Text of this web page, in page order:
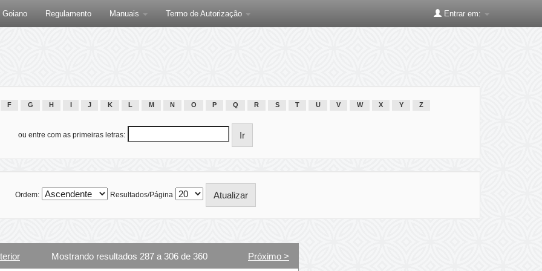
Goiano Regulamento Manuais Termo de Autorização Entrar em:
F G H J K L M N O P Q R S T U V W X Y Z
ou entre com as primeiras letras:
Ordem: Resultados/Página
Mostrando resultados 287 a 306 de 360 Próximo >